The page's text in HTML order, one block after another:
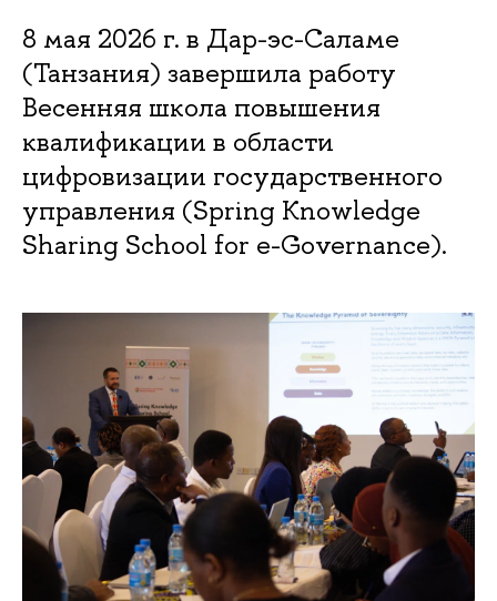
8 мая 2026 г. в Дар-эс-Саламе
(Танзания) завершила работу
Весенняя школа повышения
квалификации в области
цифровизации государственного
управления (Spring Knowledge
Sharing School for e-Governance).